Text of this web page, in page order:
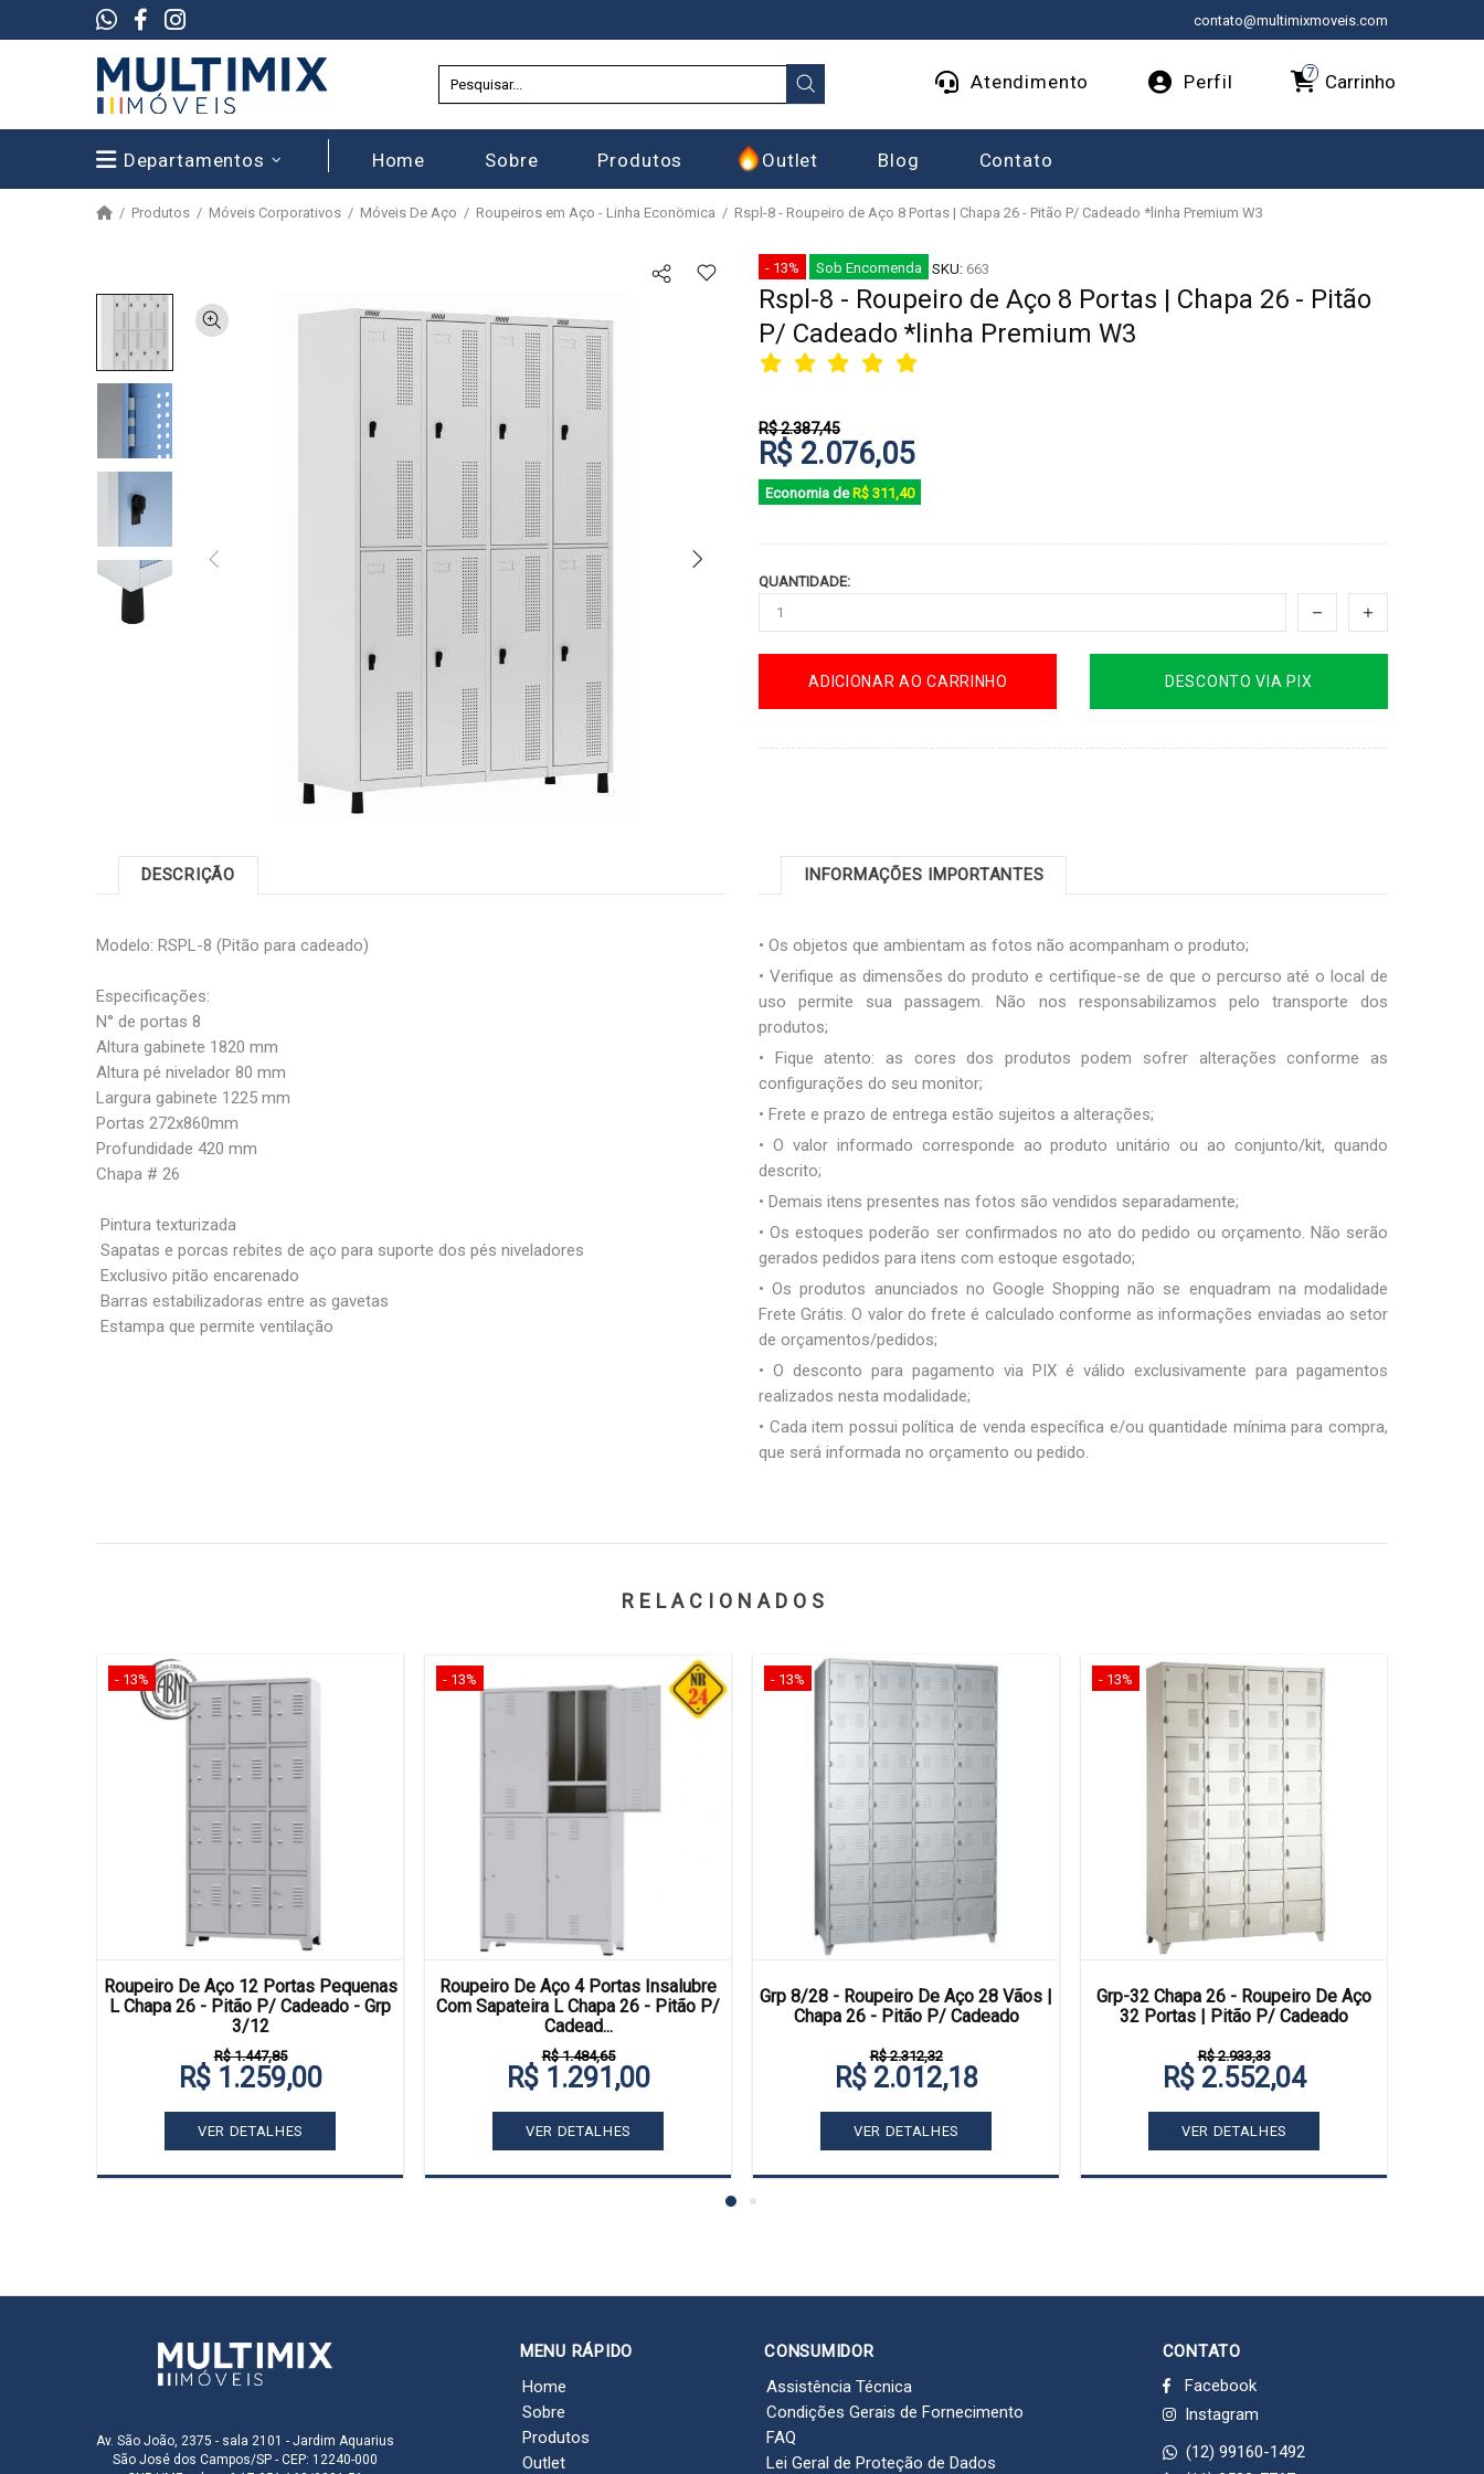
contato@multimixmoveis.com
Atendimento Perfil Carrinho
7
Departamentos Home Sobre Produtos Outlet Blog Contato
Produtos Móveis Corporativos Móveis De Aço Roupeiros em Aço - Linha Econömica Rspl-8 - Roupeiro de Aço 8 Portas | Chapa 26 - Pitão P/ Cadeado *linha Premium W3
- 13% Sob Encomenda SKU: 663
Rspl-8 - Roupeiro de Aço 8 Portas | Chapa 26 - Pitão
P/ Cadeado *linha Premium W3
R$ 2.387,45
R$ 2.076,05
Economia de R$ 311,40
QUANTIDADE:
ADICIONAR AO CARRINHO DESCONTO VIA PIX
DESCRIÇÃO
Modelo: RSPL-8 (Pitão para cadeado)
Especificações:
N° de portas 8
Altura gabinete 1820 mm
Altura pé nivelador 80 mm
Largura gabinete 1225 mm
Portas 272x860mm
Profundidade 420 mm
Chapa # 26
Pintura texturizada
Sapatas e porcas rebites de aço para suporte dos pés niveladores
Exclusivo pitão encarenado
Barras estabilizadoras entre as gavetas
Estampa que permite ventilação
INFORMAÇÕES IMPORTANTES
• Os objetos que ambientam as fotos não acompanham o produto;
• Verifique as dimensões do produto e certifique-se de que o percurso até o local de
uso permite sua passagem. Não nos responsabilizamos pelo transporte dos
produtos;
• Fique atento: as cores dos produtos podem sofrer alterações conforme as
configurações do seu monitor;
• Frete e prazo de entrega estão sujeitos a alterações;
• O valor informado corresponde ao produto unitário ou ao conjunto/kit, quando
descrito;
• Demais itens presentes nas fotos são vendidos separadamente;
• Os estoques poderão ser confirmados no ato do pedido ou orçamento. Não serão
gerados pedidos para itens com estoque esgotado;
• Os produtos anunciados no Google Shopping não se enquadram na modalidade
Frete Grátis. O valor do frete é calculado conforme as informações enviadas ao setor
de orçamentos/pedidos;
• O desconto para pagamento via PIX é válido exclusivamente para pagamentos
realizados nesta modalidade;
• Cada item possui política de venda específica e/ou quantidade mínima para compra,
que será informada no orçamento ou pedido.
RELACIONADOS
- 13%
Roupeiro De Aço 12 Portas Pequenas
L Chapa 26 - Pitão P/ Cadeado - Grp
3/12
R$ 1.447,85
R$ 1.259,00
VER DETALHES
- 13%
Roupeiro De Aço 4 Portas Insalubre
Com Sapateira L Chapa 26 - Pitão P/
Cadead...
R$ 1.484,65
R$ 1.291,00
VER DETALHES
- 13%
Grp 8/28 - Roupeiro De Aço 28 Vãos |
Chapa 26 - Pitão P/ Cadeado
R$ 2.312,32
R$ 2.012,18
VER DETALHES
- 13%
Grp-32 Chapa 26 - Roupeiro De Aço
32 Portas | Pitão P/ Cadeado
R$ 2.933,33
R$ 2.552,04
VER DETALHES
Av. São João, 2375 - sala 2101 - Jardim Aquarius
São José dos Campos/SP - CEP: 12240-000
MENU RÁPIDO
Home
Sobre
Produtos
Outlet
CONSUMIDOR
Assistência Técnica
Condições Gerais de Fornecimento
FAQ
Lei Geral de Proteção de Dados
CONTATO
Facebook
Instagram
(12) 99160-1492